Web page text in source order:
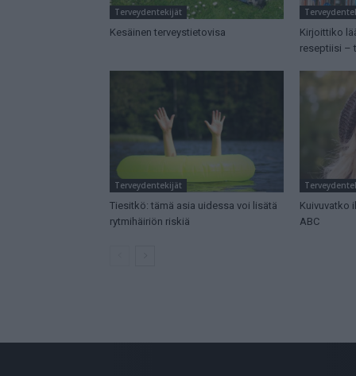
Terveydentekijät
Kesäinen terveystietovisa
Kirjoittiko
reseptiisi –
Terveydentekijät
Tiesitkö: tämä asia uidessa voi lisätä
rytmihäiriön riskiä
Kuivuvatko
ABC